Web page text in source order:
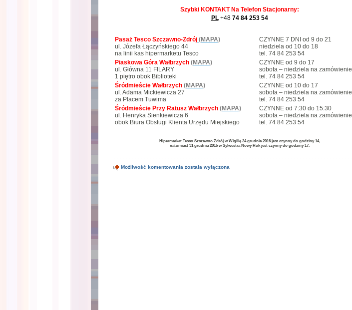
Szybki KONTAKT Na Telefon Stacjonarny:
PL+48 74 84 253 54
Pasaż Tesco Szczawno-Zdrój (MAPA)
ul. Józefa Łączyńskiego 44
na linii kas hipermarketu Tesco
CZYNNE 7 DNI od 9 do 21
niedziela od 10 do 18
tel. 74 84 253 54
Piaskowa Góra Wałbrzych (MAPA)
ul. Główna 11 FILARY
1 piętro obok Biblioteki
CZYNNE od 9 do 17
sobota – niedziela na zamówienie
tel. 74 84 253 54
Śródmieście Wałbrzych (MAPA)
ul. Adama Mickiewicza 27
za Placem Tuwima
CZYNNE od 10 do 17
sobota – niedziela na zamówienie
tel. 74 84 253 54
Śródmieście Przy Ratusz Wałbrzych (MAPA)
ul. Henryka Sienkiewicza 6
obok Biura Obsługi Klienta Urzędu Miejskiego
CZYNNE od 7:30 do 15:30
sobota – niedziela na zamówienie
tel. 74 84 253 54
Hipermarket Tesco Szczawno Zdrój w Wigilię 24 grudnia 2016 jest czynny do godziny 14,
natomiast 31 grudnia 2016 w Sylwestra Nowy Rok jest czynny do godziny 17.
Możliwość komentowania Fotograf
została wyłączona